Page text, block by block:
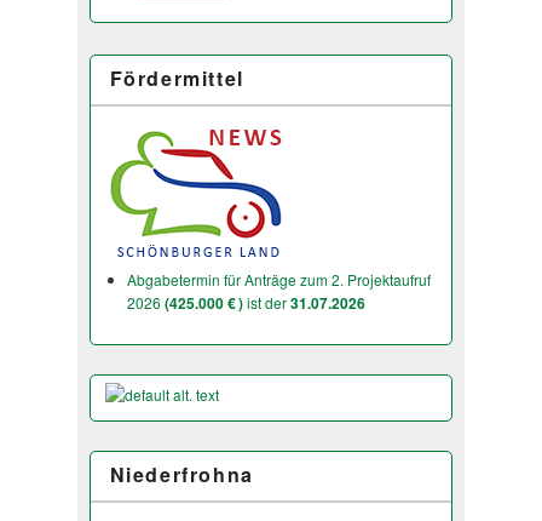
Fördermittel
Abgabetermin für Anträge zum 2. Projektaufruf
2026 (425.000 € )ist der31.07.2026
Niederfrohna